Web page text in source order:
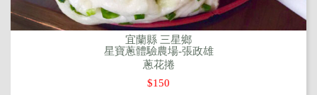
宜蘭縣 三星鄉
星寶蔥體驗農場-張政雄
蔥花捲
$150